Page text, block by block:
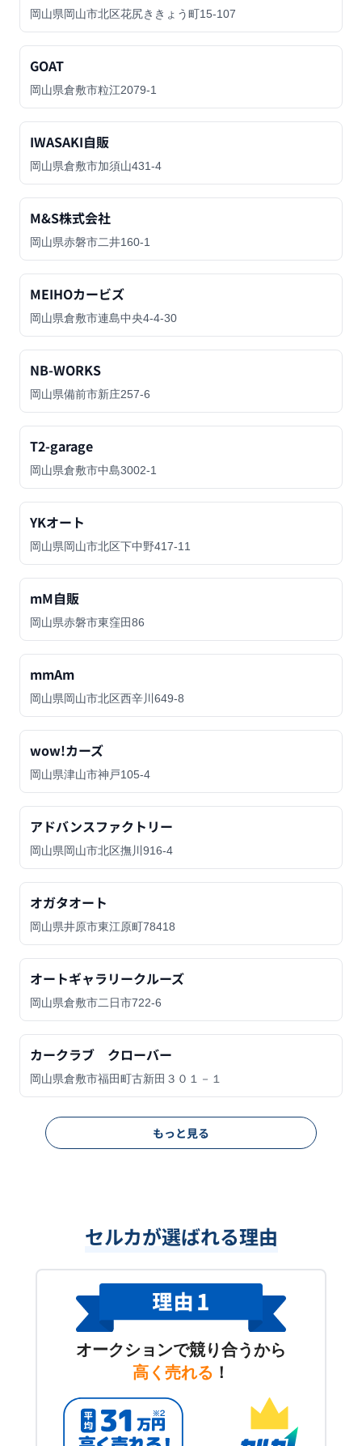
岡山県岡山市北区花尻ききょう町15-107
GOAT
岡山県倉敷市粒江2079-1
IWASAKI自販
岡山県倉敷市加須山431-4
M&S株式会社
岡山県赤磐市二井160-1
MEIHOカービズ
岡山県倉敷市連島中央4-4-30
NB-WORKS
岡山県備前市新庄257-6
T2-garage
岡山県倉敷市中島3002-1
YKオート
岡山県岡山市北区下中野417-11
mM自販
岡山県赤磐市東窪田86
mmAm
岡山県岡山市北区西辛川649-8
wow!カーズ
岡山県津山市神戸105-4
アドバンスファクトリー
岡山県岡山市北区撫川916-4
オガタオート
岡山県井原市東江原町78418
オートギャラリークルーズ
岡山県倉敷市二日市722-6
カークラブ クローバー
岡山県倉敷市福田町古新田３０１－１
もっと見る
セルカが選ばれる理由
オークションで競り合うから
高く売れる ！